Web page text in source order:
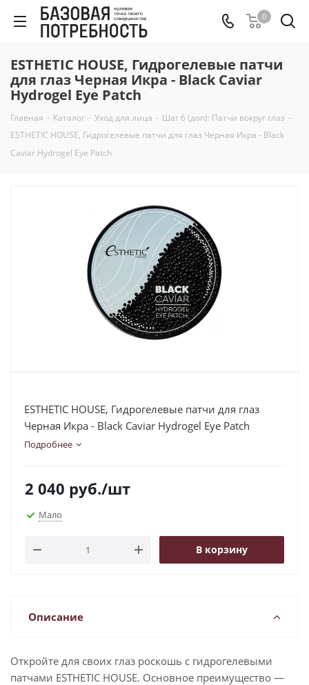
0
ESTHETIC HOUSE, Гидрогелевые патчи
для глаз Черная Икра - Black Caviar
Hydrogel Eye Patch
Главная - Каталог - Уход для лица - Шаг 6 (доп): Патчи вокруг глаз -
ESTHETIC HOUSE, Гидрогелевые патчи для глаз Черная Икра - Black
Caviar Hydrogel Eye Patch
ESTHETIC HOUSE, Гидрогелевые патчи для глаз
Черная Икра - Black Caviar Hydrogel Eye Patch
Подробнее
2 040 руб./шт
Мало
В корзину
Описание
Откройте для своих глаз роскошь с гидрогелевыми
патчами ESTHETIC HOUSE. Основное преимущество —